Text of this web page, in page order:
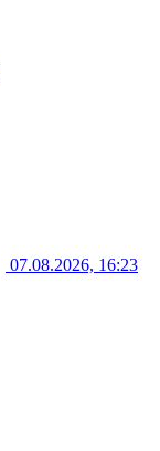
07.08.2026, 16:23